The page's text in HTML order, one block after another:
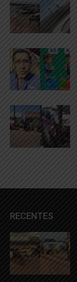
RECENTES